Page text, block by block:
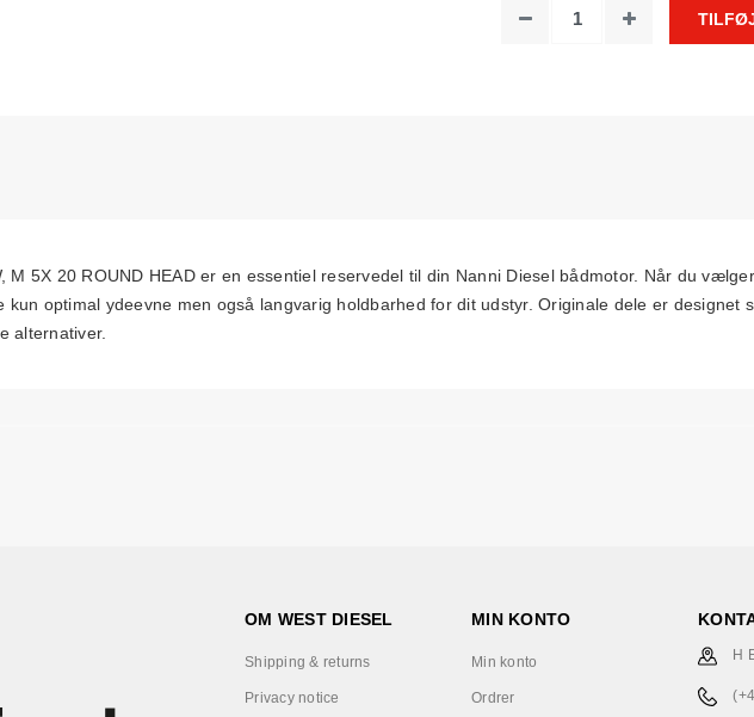
M 5X 20 ROUND HEAD er en essentiel reservedel til din Nanni Diesel bådmotor. Når du
kun optimal ydeevne men også langvarig holdbarhed for dit udstyr. Originale dele er designet
alternativer.
OM WEST DIESEL
Shipping & returns
Privacy notice
MIN KONTO
Min konto
Ordrer
H